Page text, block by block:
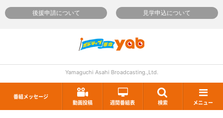
番組メッセージ
動画投稿
週間番組表 検索 メニュー
後援申請について 見学申込について
Yamaguchi Asahi Broadcasting.,Ltd.